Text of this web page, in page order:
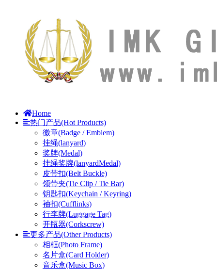
Home
热门产品(Hot Products)
徽章(Badge / Emblem)
挂绳(lanyard)
奖牌(Medal)
挂绳奖牌(lanyardMedal)
皮带扣(Belt Buckle)
领带夹(Tie Clip / Tie Bar)
钥匙扣(Keychain / Keyring)
袖扣(Cufflinks)
行李牌(Luggage Tag)
开瓶器(Corkscrew)
更多产品(Other Products)
相框(Photo Frame)
名片盒(Card Holder)
音乐盒(Music Box)